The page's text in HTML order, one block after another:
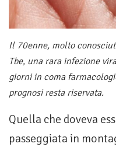
Il 70enne, molto
Tbe, una rara infezione
giorni in coma
prognosi resta riservata.
Quella che doveva
passeggiata in